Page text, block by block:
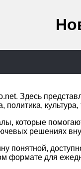
Здесь
политика,
которые
решениях
понятной,
формате для